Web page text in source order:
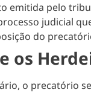
emitida pelo
judicial
do
os
o precatório